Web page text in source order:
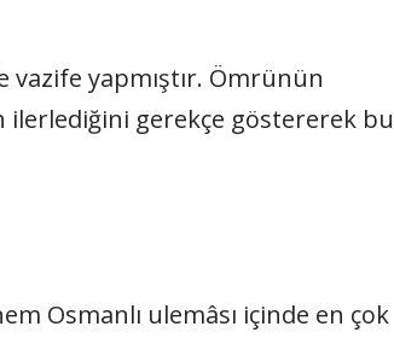
vazife yapmıştır. Ömrünün
ilerlediğini gerekçe göstererek bu
Osmanlı ulemâsı içinde en çok